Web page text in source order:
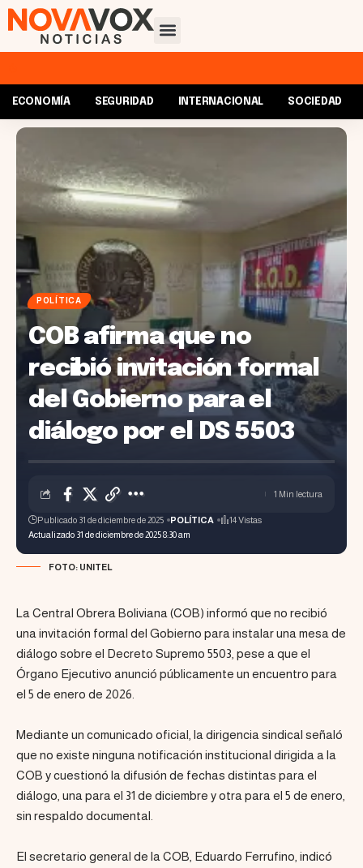
ECONOMÍA SEGURIDAD INTERNACIONAL SOCIEDAD
POLÍTICA
COB afirma que no
recibió invitación formal
del Gobierno para el
diálogo por el DS 5503
Actualizado 31 de diciembre de 2025 8:30 am
Publicado 31 de diciembre de 2025 POLÍTICA 14 Vistas
1 Min lectura
FOTO: UNITEL
La Central Obrera Boliviana (COB) informó que no recibió
una invitación formal del Gobierno para instalar una mesa de
diálogo sobre el Decreto Supremo 5503, pese a que el
Órgano Ejecutivo anunció públicamente un encuentro para
el 5 de enero de 2026.
Mediante un comunicado oficial, la dirigencia sindical señaló
que no existe ninguna notificación institucional dirigida a la
COB y cuestionó la difusión de fechas distintas para el
diálogo, una para el 31 de diciembre y otra para el 5 de enero,
sin respaldo documental.
El secretario general de la COB, Eduardo Ferrufino, indicó